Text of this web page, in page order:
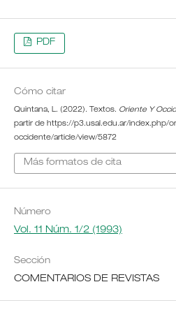
PDF
Cómo citar
Quintana, L. (2022). Textos. Oriente Y
partir de https://p3.usal.edu.ar/index.php/
occidente/article/view/5872
Más formatos de cita
Número
Vol. 11 Núm. 1/2 (1993)
Sección
COMENTARIOS DE REVISTAS